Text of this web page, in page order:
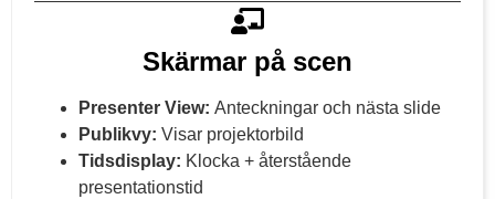
Skärmar på scen
Presenter View: Anteckningar och nästa slide
Publikvy: Visar projektorbild
Tidsdisplay: Klocka + återstående
presentationstid